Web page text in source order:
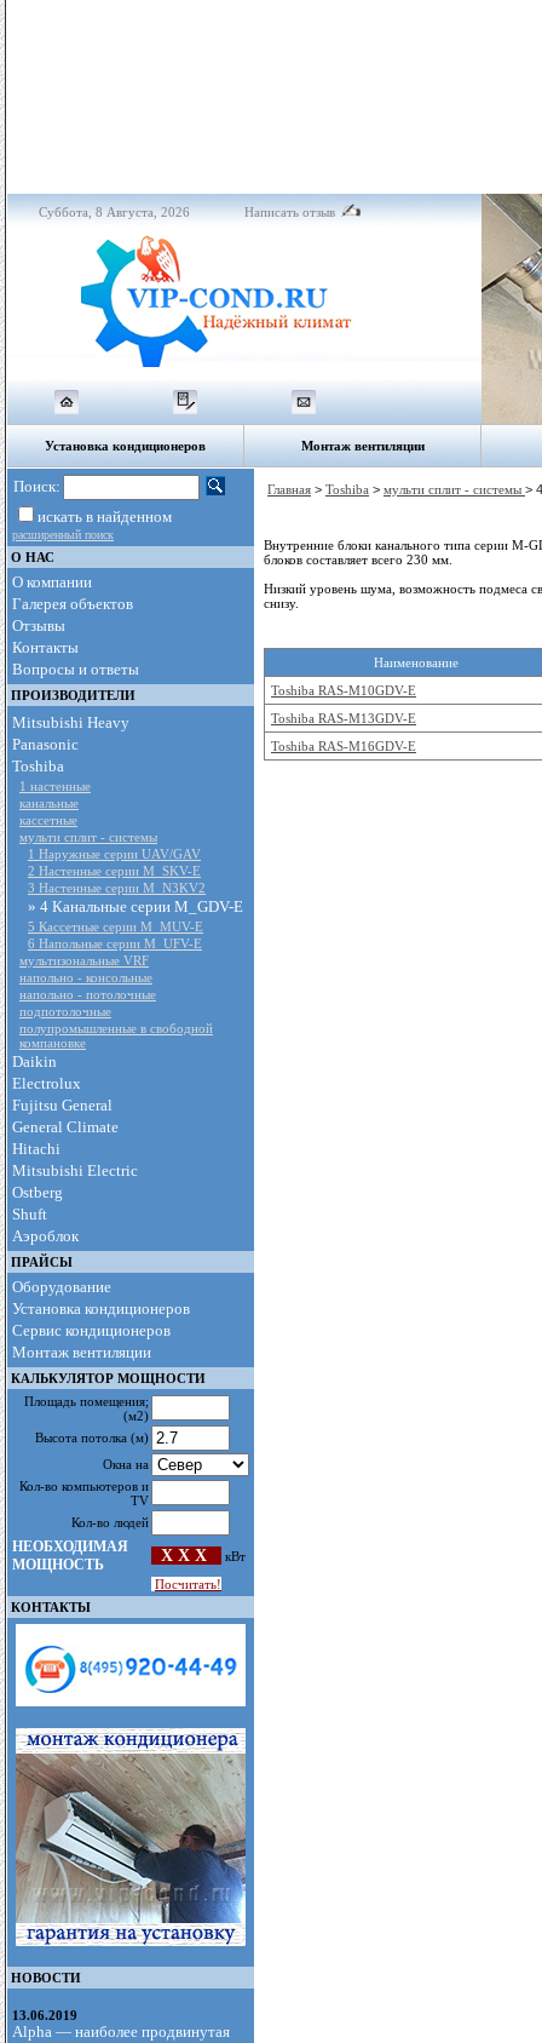
Суббота, 8 Августа, 2026 Написать отзыв
Установка кондиционеров Монтаж вентиляции
Поиск:
искать в найденном
расширенный поиск
О НАС
О компании
Галерея объектов
Отзывы
Контакты
Вопросы и ответы
ПРОИЗВОДИТЕЛИ
Mitsubishi Heavy
Panasonic
Toshiba
1 настенные
канальные
кассетные
мульти сплит - cистемы
1 Наружные серии UAV/GAV
2 Настенные серии M_SKV-E
3 Настенные серии M_N3KV2
» 4 Канальные серии M_GDV-E
5 Кассетные серии M_MUV-E
6 Напольные серии M_UFV-E
мультизональные VRF
напольно - консольные
напольно - потолочные
подпотолочные
полупромышленные в свободной
компановке
Daikin
Electrolux
Fujitsu General
General Climate
Hitachi
Mitsubishi Electric
Ostberg
Shuft
Аэроблок
ПРАЙСЫ
Оборудование
Установка кондиционеров
Сервис кондиционеров
Монтаж вентиляции
КАЛЬКУЛЯТОР МОЩНОСТИ
Площадь помещения;
(м2)
Высота потолка (м)
Окна на
Кол-во компьютеров и
TV
Кол-во людей
НЕОБХОДИМАЯ
МОЩНОСТЬ
X X X
кВт
Посчитать!
КОНТАКТЫ
НОВОСТИ
13.06.2019
Alpha — наиболее продвинутая
Главная > Toshiba > мульти сплит - cистемы >
Внутренние блоки канального типа серии M-
блоков составляет всего 230 мм.
Низкий уровень шума, возможность подмеса
снизу.
Наименование
Toshiba RAS-M10GDV-E
Toshiba RAS-M13GDV-E
Toshiba RAS-M16GDV-E